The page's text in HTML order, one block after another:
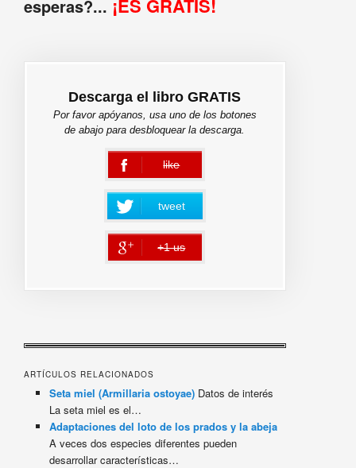
esperas?... ¡ES GRATIS!
Descarga el libro GRATIS
Por favor apóyanos, usa uno de los botones
de abajo para desbloquear la descarga.
like
error
tweet
+1 us
error
ARTÍCULOS RELACIONADOS
Seta miel (Armillaria ostoyae) Datos de interés
La seta miel es el…
Adaptaciones del loto de los prados y la abeja
A veces dos especies diferentes pueden
desarrollar características…